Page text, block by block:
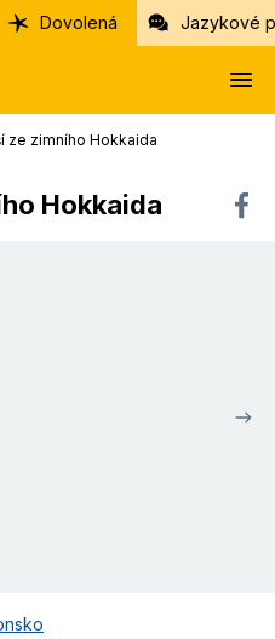
Dovolená Jazykové
ze zimního Hokkaida
Hokkaida